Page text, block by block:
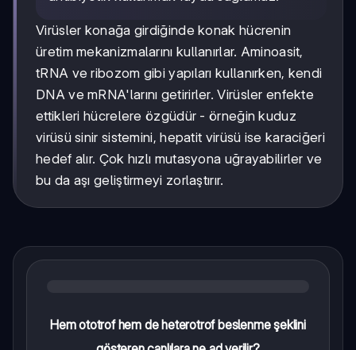
Virüsler konağa girdiğinde konak hücrenin
üretim mekanizmalarını kullanırlar. Aminoasit,
tRNA ve ribozom gibi yapıları kullanırken, kendi
DNA ve mRNA'larını getirirler. Virüsler enfekte
ettikleri hücrelere özgüdür - örneğin kuduz
virüsü sinir sistemini, hepatit virüsü ise karaciğeri
hedef alır. Çok hızlı mutasyona uğrayabilirler ve
bu da aşı geliştirmeyi zorlaştırır.
Hem ototrof hem de heterotrof beslenme şeklini